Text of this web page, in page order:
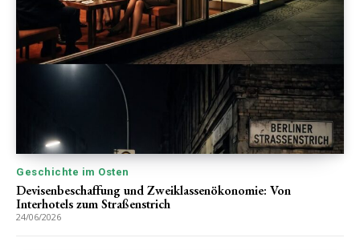
Geschichte im Osten
Devisenbeschaffung und Zweiklassenökonomie: Von
Interhotels zum Straßenstrich
24/06/2026